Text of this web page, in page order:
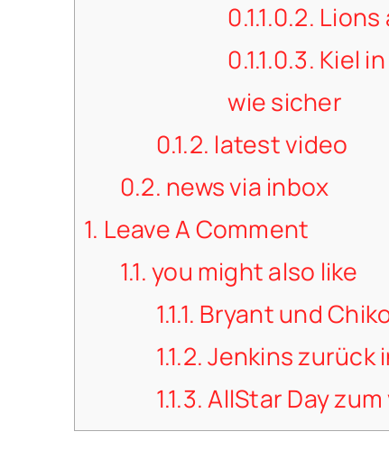
0.1.1.0.2. Lions
0.1.1.0.3. Kiel
wie sicher
0.1.2. latest video
0.2. news via inbox
1. Leave A Comment
1.1.you might also like
1.1.1. Bryant und
1.1.2.Jenkins zurück
1.1.3.AllStar Day